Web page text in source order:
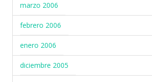
marzo 2006
febrero 2006
enero 2006
diciembre 2005